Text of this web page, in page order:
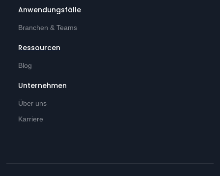
Anwendungsfälle
Branchen & Teams
Ressourcen
Blog
Unternehmen
Über uns
Karriere